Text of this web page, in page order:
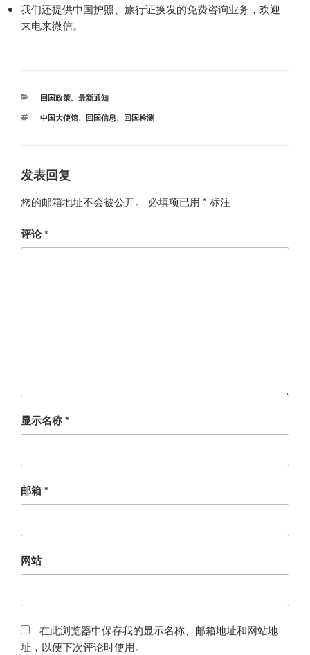
我们还提供中国护照、旅行证换发的免费咨询业务，欢迎
来电来微信。
分
回国政策、 最新通知
标
中国大使馆、 回国信息、 回国检测
发表回复
您的邮箱地址不会被公开。 必填项已用 * 标注
评论*
显示名称*
邮箱*
网站
在此浏览器中保存我的显示名称、邮箱地址和网站地
址，以便下次评论时使用。